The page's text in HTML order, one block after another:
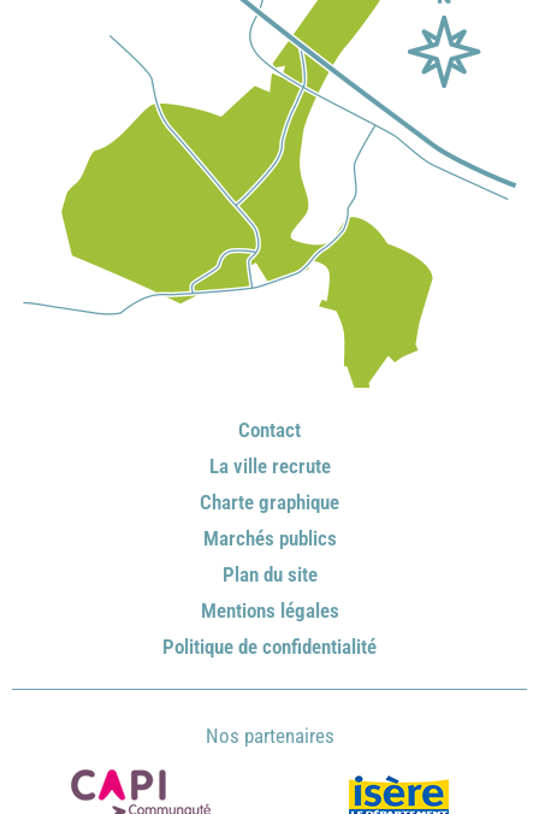
Contact
La ville recrute
Charte graphique
Marchés publics
Plan du site
Mentions légales
Politique de confidentialité
Nos partenaires